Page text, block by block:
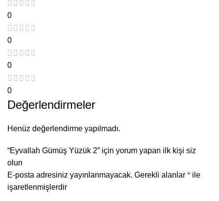
0
0
0
0
Değerlendirmeler
Henüz değerlendirme yapılmadı.
“Eyvallah Gümüş Yüzük 2” için yorum yapan ilk kişi siz
olun
E-posta adresiniz yayınlanmayacak. Gerekli alanlar * ile
işaretlenmişlerdir